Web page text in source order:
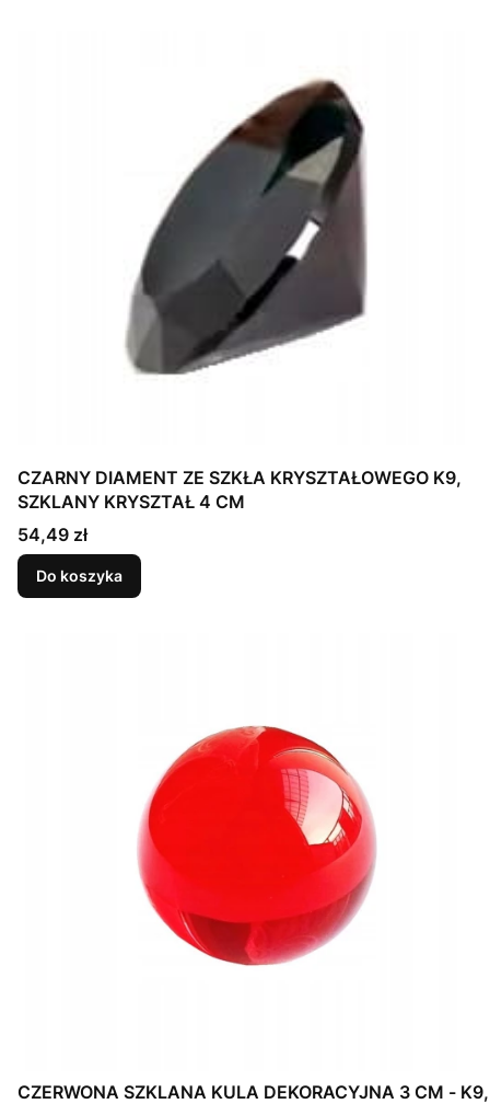
CZARNY DIAMENT ZE SZKŁA KRYSZTAŁOWEGO K9,
SZKLANY KRYSZTAŁ 4 CM
Cena
54,49 zł
Do koszyka
CZERWONA SZKLANA KULA DEKORACYJNA 3 CM - K9,